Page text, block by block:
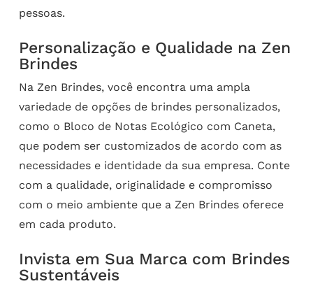
pessoas.
Personalização e Qualidade na Zen
Brindes
Na Zen Brindes, você encontra uma ampla
variedade de opções de brindes personalizados,
como o Bloco de Notas Ecológico com Caneta,
que podem ser customizados de acordo com as
necessidades e identidade da sua empresa. Conte
com a qualidade, originalidade e compromisso
com o meio ambiente que a Zen Brindes oferece
em cada produto.
Invista em Sua Marca com Brindes
Sustentáveis